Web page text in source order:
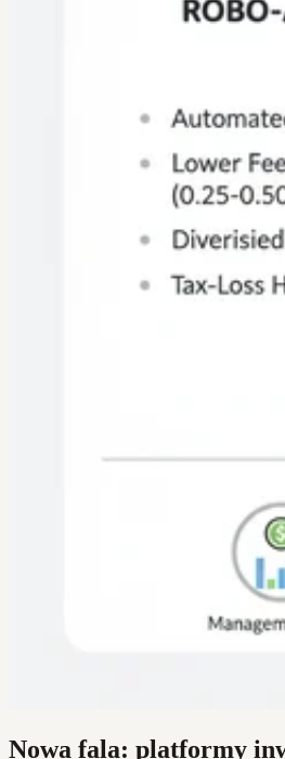
Nowa fala: platformy